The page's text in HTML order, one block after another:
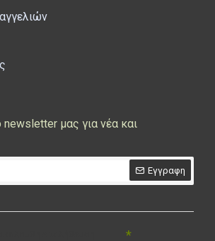
μας για νέα και
Εγγραφη